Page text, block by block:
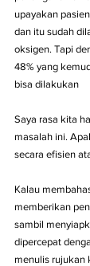
upayakan
dan itu sudah
oksigen. Tapi
48% yang
bisa dilakukan
Saya rasa kita
masalah ini.
secara efisien
Kalau
memberikan
sambil
dipercepat
menulis rujukan